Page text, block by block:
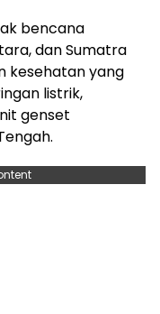
bencana
dan Sumatra
kesehatan yang
listrik,
genset